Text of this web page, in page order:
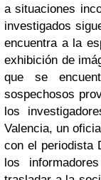
a situaciones
investigados
encuentra a la
exhibición de
que se
sospechosos
los
Valencia, un
con el periodista
los